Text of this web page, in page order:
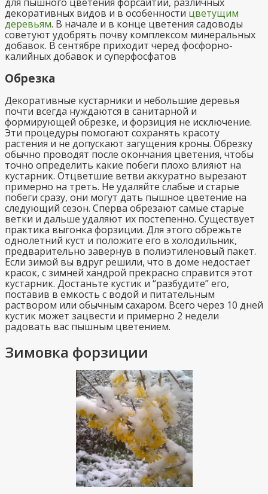
декоративных видов и в особенности цветущим
деревьям. В начале и в конце цветения садоводы
советуют удобрять почву комплексом минеральных
добавок. В сентябре приходит черед фосфорно-
калийных добавок и суперфосфатов
Обрезка
Декоративные кустарники и небольшие деревья
почти всегда нуждаются в санитарной и
формирующей обрезке, и форзиция не исключение.
Эти процедуры помогают сохранять красоту
растения и не допускают загущения кроны. Обрезку
обычно проводят после окончания цветения, чтобы
точно определить какие побеги плохо влияют на
кустарник. Отцветшие ветви аккуратно вырезают
примерно на треть. Не удаляйте слабые и старые
побеги сразу, они могут дать пышное цветение на
следующий сезон. Сперва обрезают самые старые
ветки и дальше удаляют их постепенно. Существует
практика выгонка форзиции. Для этого обрежьте
однолетний куст и положите его в холодильник,
предварительно завернув в полиэтиленовый пакет.
Если зимой вы вдруг решили, что в доме недостает
красок, с зимней хандрой прекрасно справится этот
кустарник. Достаньте кустик и “разбудите” его,
поставив в емкость с водой и питательным
раствором или обычным сахаром. Всего через 10 дней
кустик может зацвести и примерно 2 недели
радовать вас пышным цветением.
Зимовка форзиции